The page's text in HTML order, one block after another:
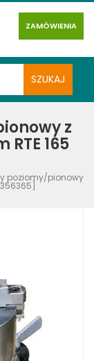
ZAMÓWIENIA
z
165
poziomy/pionowy